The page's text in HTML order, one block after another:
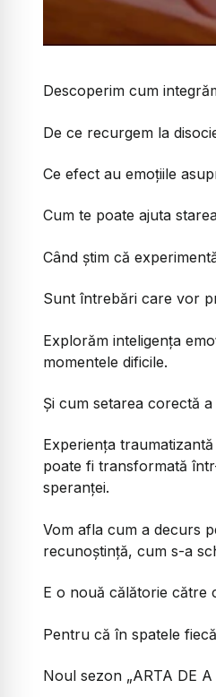
Descoperim cum
De ce recurgem la
Ce efect au emoțiile
Cum te poate ajuta
Când ştim că
Sunt întrebări care vor
Explorăm inteligența
momentele dificile.
Și cum setarea corectă
Experiența
poate fi transformată
speranței.
Vom afla cum a decurs
recunoștință, cum s-a
E o nouă călătorie către
Pentru că în spatele
Noul sezon „ARTA DE